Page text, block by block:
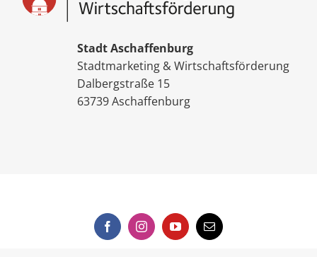
Stadt Aschaffenburg
Stadtmarketing & Wirtschaftsförderung
Dalbergstraße 15
63739 Aschaffenburg
FacebookInstagramYouTube
E-
Mail